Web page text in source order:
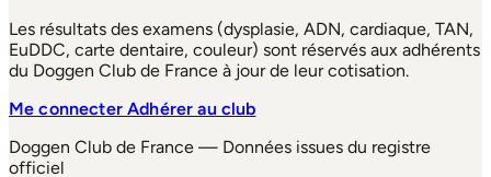
Les résultats des examens (dysplasie, ADN, cardiaque, TAN,
EuDDC, carte dentaire, couleur) sont réservés aux adhérents
du Doggen Club de France à jour de leur cotisation.
Me connecterAdhérer au club
Doggen Club de France — Données issues du registre
officiel